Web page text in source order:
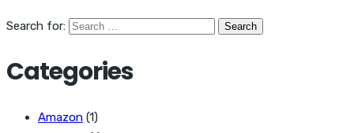
Search for:
Categories
Amazon (1)